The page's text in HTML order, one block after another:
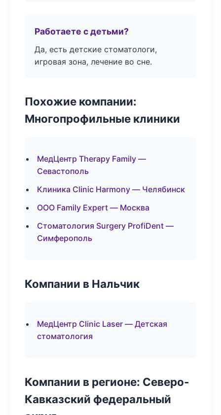
Работаете с детьми?
Да, есть детские стоматологи,
игровая зона, лечение во сне.
Похожие компании:
Многопрофильные клиники
МедЦентр Therapy Family —
Севастополь
Клиника Clinic Harmony — Челябинск
ООО Family Expert — Москва
Стоматология Surgery ProfiDent —
Симферополь
Компании в Нальчик
МедЦентр Clinic Laser — Детская
стоматология
Компании в регионе: Северо-
Кавказский федеральный